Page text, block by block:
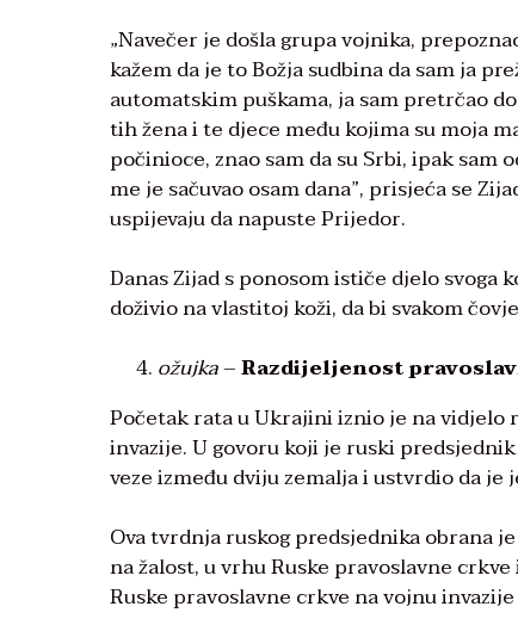
„Navečer je došla grupa vojnika,
kažem da je to Božja sudbina da sam ja
automatskim puškama, ja sam pretrčao
tih žena i te djece među kojima su moja
počinioce, znao sam da su Srbi, ipak
me je sačuvao osam dana”, prisjeća se
uspijevaju da napuste Prijedor.
Danas Zijad s ponosom ističe djelo
doživio na vlastitoj koži, da bi svakom
ožujka–Razdijeljenost
Početak rata u Ukrajini iznio je na
invazije. U govoru koji je ruski
veze između dviju zemalja i ustvrdio da je
Ova tvrdnja ruskog predsjednika obrana
na žalost, u vrhu Ruske pravoslavne
Ruske pravoslavne crkve na vojnu